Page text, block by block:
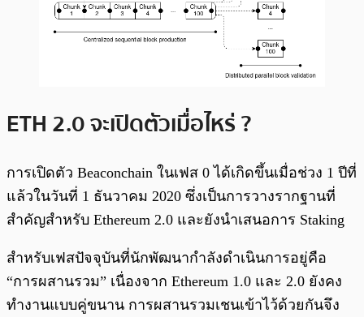
ETH 2.0 จะเปิดตัวเมื่อไหร่ ?
การเปิดตัว Beaconchain ในเฟส 0 ได้เกิดขึ้นเมื่อช่วง 1 ปีที่
แล้วในวันที่ 1 ธันวาคม 2020 ซึ่งเป็นการวางรากฐานที่
สำคัญสำหรับ Ethereum 2.0 และยังนำเสนอการ Staking
สำหรับเฟสปัจจุบันที่นักพัฒนากำลังดำเนินการอยู่คือ
“การผสานรวม” เนื่องจาก Ethereum 1.0 และ 2.0 ยังคง
ทำงานแบบคู่ขนาน การผสานรวมเชนเข้าไว้ด้วยกันจึง